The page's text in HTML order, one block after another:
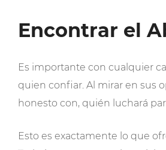
Encontrar el
Es importante con cualquier
quien confiar. Al mirar en sus
honesto con, quién luchará
Esto es exactamente lo que